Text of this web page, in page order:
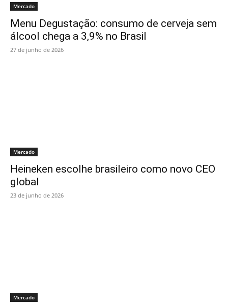
Mercado
Menu Degustação: consumo de cerveja sem
álcool chega a 3,9% no Brasil
27 de junho de 2026
Mercado
Heineken escolhe brasileiro como novo CEO
global
23 de junho de 2026
Mercado